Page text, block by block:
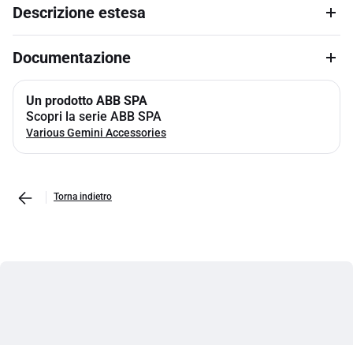
Descrizione estesa
Documentazione
Un prodotto ABB SPA
Scopri la serie ABB SPA
Various Gemini Accessories
Torna indietro